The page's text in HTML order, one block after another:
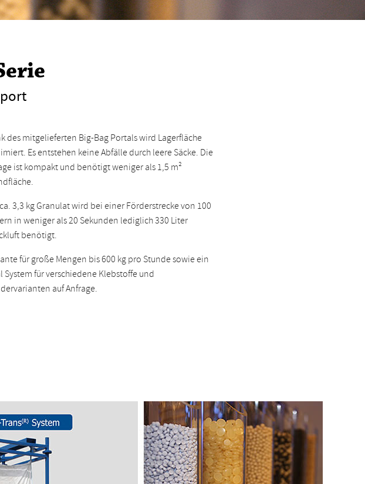
des mitgelieferten Big-Bag Portals wird Lagerfläche
Es entstehen keine Abfälle durch leere Säcke. Die
ist kompakt und benötigt weniger als 1,5 m²
3,3 kg Granulat wird bei einer Förderstrecke von 100
in weniger als 20 Sekunden lediglich 330 Liter
benötigt.
für große Mengen bis 600 kg pro Stunde sowie ein
System für verschiedene Klebstoffe und
auf Anfrage.